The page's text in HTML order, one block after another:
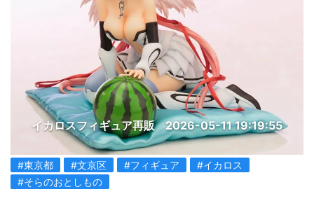
イカロスフィギュア再販 2026-05-11 19:19:55
#東京都 #文京区 #フィギュア
#イカロス
#そらのおとしもの